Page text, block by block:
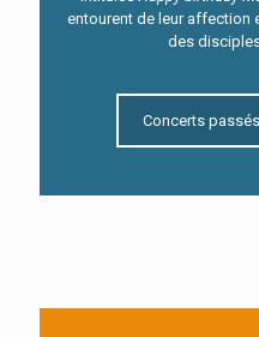
avait débuté avec
des Champs
birthday Marielle
entourent de leur affection
des
Concerts passés